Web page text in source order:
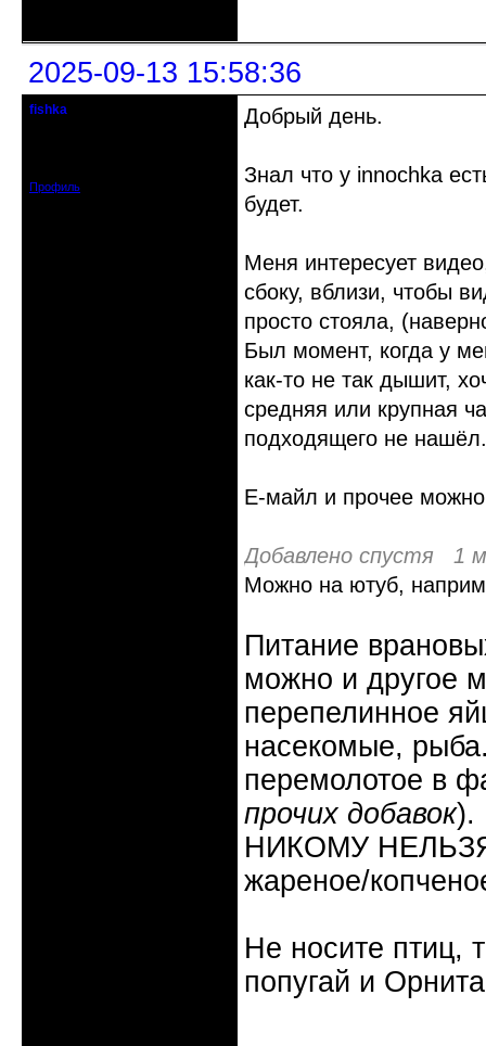
2025-09-13 15:58:36
fishka
Профиль
Добрый день.
Знал что у innochka
будет.
Меня интересует
сбоку, вблизи, чтобы
просто стояла,
Был момент, когда у
как-то не так дышит,
средняя или крупная
подходящего не нашёл.
Е-майл и прочее
Добавлено спустя 1
Можно на ютуб,
Питание
можно и другое
перепелинное
насекомые,
перемолотое в
прочих добавок).
НИКОМУ НЕЛЬЗЯ:
жареное/
Не носите птиц,
попугай и